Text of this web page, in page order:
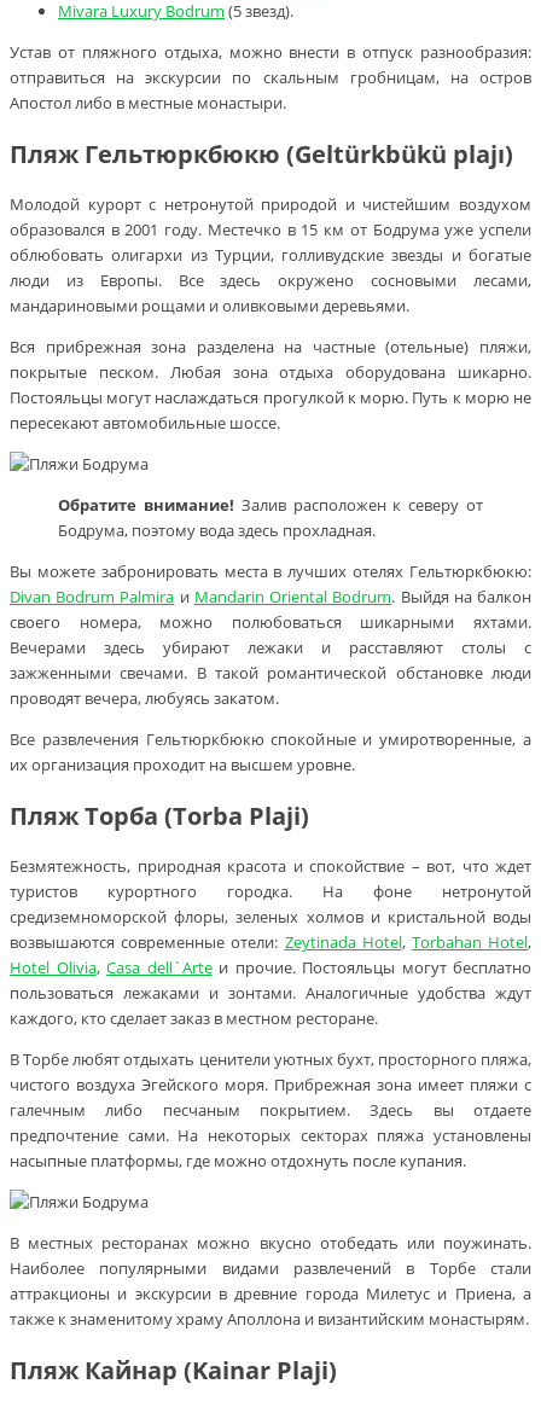
Mivara Luxury Bodrum (5 звезд).
Устав от пляжного отдыха, можно внести в отпуск разнообразия:
отправиться на экскурсии по скальным гробницам, на остров
Апостол либо в местные монастыри.
Пляж Гельтюркбюкю (Geltürkbükü plajı)
Молодой курорт с нетронутой природой и чистейшим воздухом
образовался в 2001 году. Местечко в 15 км от Бодрума уже успели
облюбовать олигархи из Турции, голливудские звезды и богатые
люди из Европы. Все здесь окружено сосновыми лесами,
мандариновыми рощами и оливковыми деревьями.
Вся прибрежная зона разделена на частные (отельные) пляжи,
покрытые песком. Любая зона отдыха оборудована шикарно.
Постояльцы могут наслаждаться прогулкой к морю. Путь к морю не
пересекают автомобильные шоссе.
Обратите внимание! Залив расположен к северу от
Бодрума, поэтому вода здесь прохладная.
Вы можете забронировать места в лучших отелях Гельтюркбюкю:
Divan Bodrum Palmira и Mandarin Oriental Bodrum. Выйдя на балкон
своего номера, можно полюбоваться шикарными яхтами.
Вечерами здесь убирают лежаки и расставляют столы с
зажженными свечами. В такой романтической обстановке люди
проводят вечера, любуясь закатом.
Все развлечения Гельтюркбюкю спокойные и умиротворенные, а
их организация проходит на высшем уровне.
Пляж Торба (Torba Plaji)
Безмятежность, природная красота и спокойствие – вот, что ждет
туристов курортного городка. На фоне нетронутой
средиземноморской флоры, зеленых холмов и кристальной воды
возвышаются современные отели: Zeytinada Hotel, Torbahan Hotel,
Hotel Olivia, Casa dell`Arteи прочие. Постояльцы могут бесплатно
пользоваться лежаками и зонтами. Аналогичные удобства ждут
каждого, кто сделает заказ в местном ресторане.
В Торбе любят отдыхать ценители уютных бухт, просторного пляжа,
чистого воздуха Эгейского моря. Прибрежная зона имеет пляжи с
галечным либо песчаным покрытием. Здесь вы отдаете
предпочтение сами. На некоторых секторах пляжа установлены
насыпные платформы, где можно отдохнуть после купания.
В местных ресторанах можно вкусно отобедать или поужинать.
Наиболее популярными видами развлечений в Торбе стали
аттракционы и экскурсии в древние города Милетус и Приена, а
также к знаменитому храму Аполлона и византийским монастырям.
Пляж Кайнар (Kainar Plaji)